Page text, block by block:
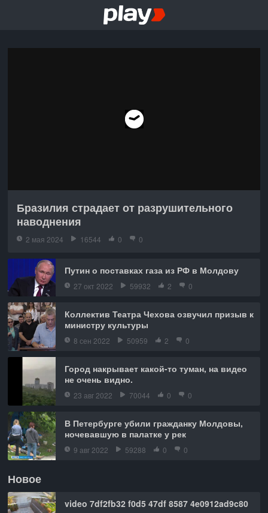
Бразилия страдает от разрушительного
наводнения
2 мая 2024 16544 0 0
Путин о поставках газа из РФ в Молдову
27 окт 2022 59932 2 0
Коллектив Театра Чехова озвучил призыв к
министру культуры
8 сен 2022 50959 2 0
Город накрывает какой-то туман, на видео
не очень видно.
23 авг 2022 70044 0 0
В Петербурге убили гражданку Молдовы,
ночевавшую в палатке у рек
9 авг 2022 59288 0 0
Новое
video 7df2fb32 f0d5 47df 8587 4e0912ad9c80